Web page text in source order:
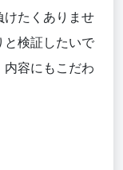
けたくありませ
と検証したいで
容にもこだわ